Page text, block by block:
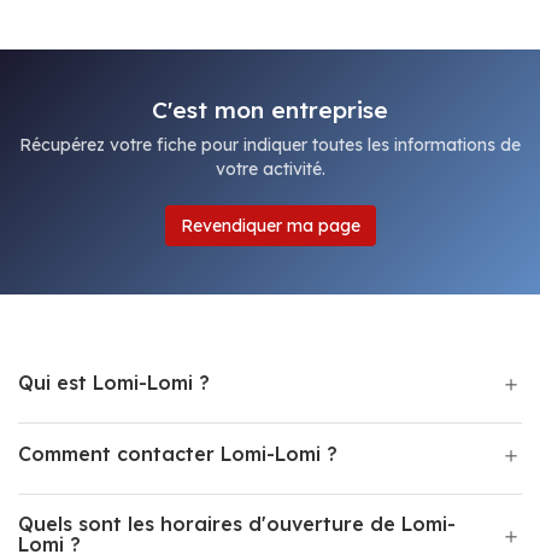
C'est mon entreprise
Récupérez votre fiche pour indiquer toutes les informations de
votre activité.
Revendiquer ma page
Qui est Lomi-Lomi ?
Comment contacter Lomi-Lomi ?
Quels sont les horaires d'ouverture de Lomi-
Lomi ?